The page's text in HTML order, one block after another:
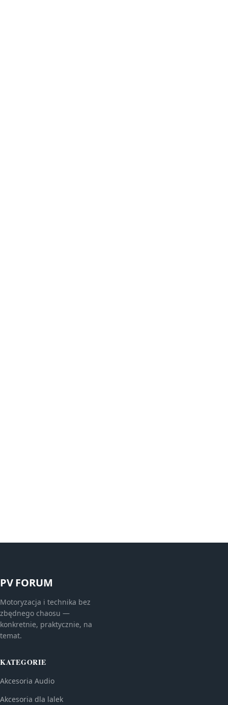
PV FORUM
Motoryzacja i technika bez
zbędnego chaosu —
konkretnie, praktycznie, na
temat.
KATEGORIE
Akcesoria Audio
Akcesoria dla lalek